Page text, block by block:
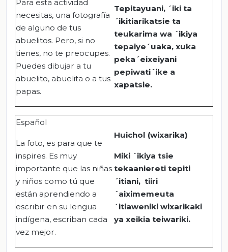
Para esta actividad
necesitas, una fotografía
de alguno de tus
abuelitos. Pero, si no
tienes, no te preocupes.
Puedes dibujar a tu
abuelito, abuelita o a tus
papas.
Tepitayuani, ´iki ta
´ikitiarikatsie ta
teukarima wa ´ikiya
tepaiye´uaka, xuka
peka´eixeiyani
pepiwati´ike a
xapatsie.
Español
La foto, es para que te
inspires. Es muy
importante que las niñas
y niños como tú que
están aprendiendo a
escribir en su lengua
indígena, escriban cada
vez mejor.
Huichol (wixarika)
Miki ´ikiya tsie
tekaaniereti tepiti
´itiani, tiiri
´aiximemeuta
´itiaweniki wixarikaki
ya xeikia teiwariki.